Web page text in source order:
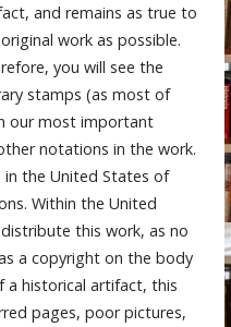
and remains as true to
work as possible.
you will see the
stamps (as most of
our most important
notations in the work.
in the United States of
Within the United
this work, as no
a copyright on the body
a historical artifact, this
pages, poor pictures,